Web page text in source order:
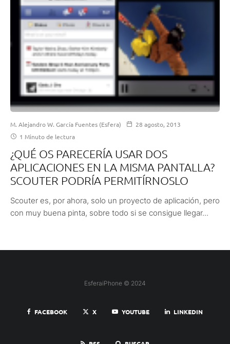
M. Alejandro W. García Fuentes (Esfera)
28 agosto, 2013
1 Minuto de lectura
¿QUÉ OS PARECERÍA USAR DOS
APLICACIONES EN LA MISMA PANTALLA?
SCOUTER PODRÍA PERMITÍRNOSLO
Scouter es, por ahora, solo un proyecto de aplicación, pero
con muy buena pinta, sobre todo si se consigue llegar...
EsferaiPhone © 2024
FACEBOOK X YOUTUBE LINKEDIN